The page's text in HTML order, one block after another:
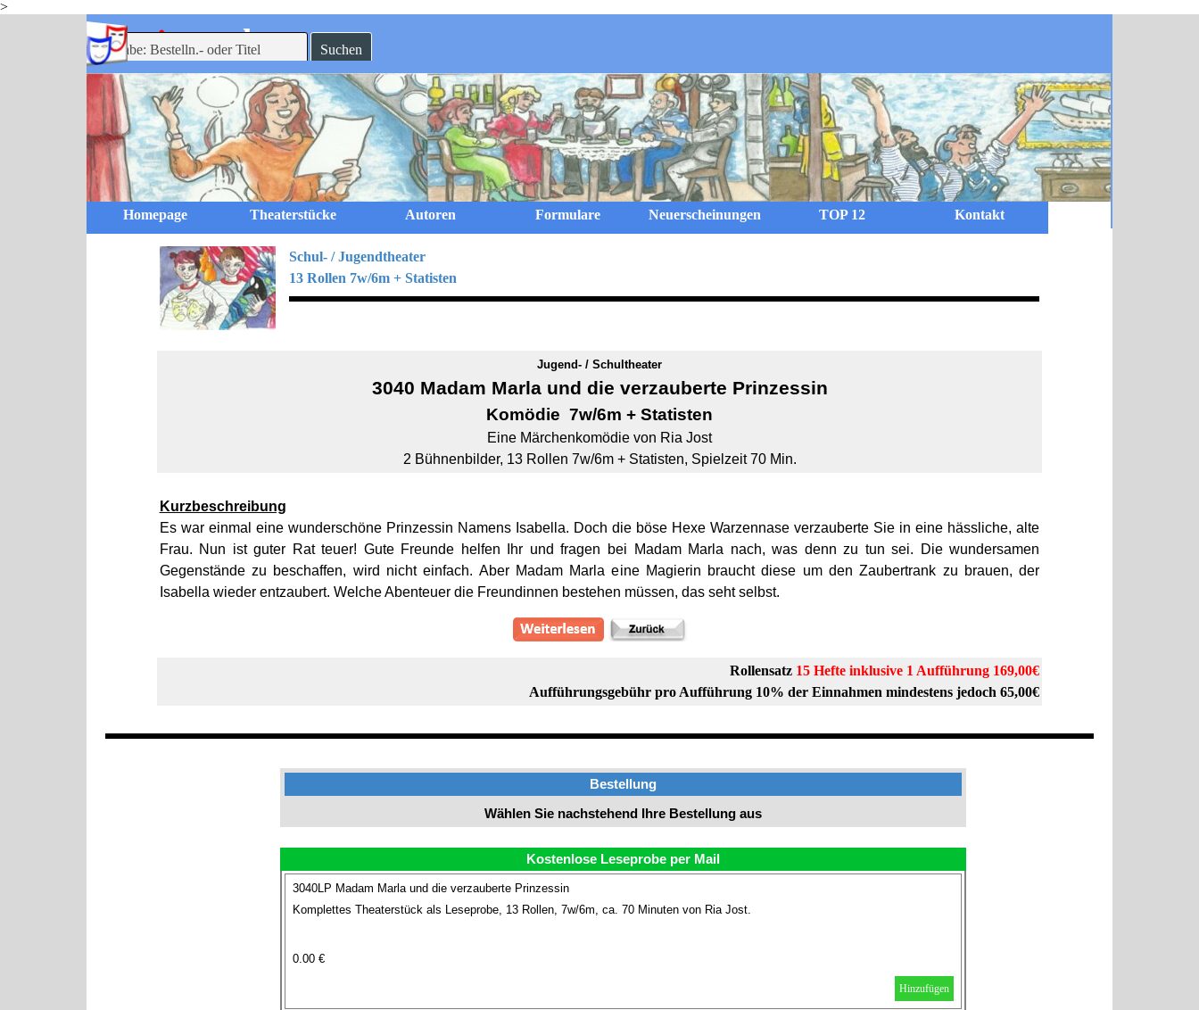
>
Direkt zum Seiteninhalt
-theaterverlag
mein Suchen
Menü überspringen
Homepage Theaterstücke Autoren Formulare Neuerscheinungen TOP 12 Kontakt
Schul- / Jugendtheater
13 Rollen 7w/6m + Statisten
Jugend- / Schultheater
3040 Madam Marla und die verzauberte Prinzessin
Komödie 7w/6m + Statisten
Eine Märchenkomödie von Ria Jost
2 Bühnenbilder, 13 Rollen 7w/6m + Statisten, Spielzeit 70 Min.
Kurzbeschreibung
Es war einmal eine wunderschöne Prinzessin Namens Isabella. Doch die böse Hexe Warzennase verzauberte Sie in eine hässliche, alte
Frau. Nun ist guter Rat teuer! Gute Freunde helfen Ihr und fragen bei Madam Marla nach, was denn zu tun sei. Die wundersamen
Gegenstände zu beschaffen, wird nicht einfach. Aber Madam Marla eine Magierin braucht diese um den Zaubertrank zu brauen, der
Isabella wieder entzaubert. Welche Abenteuer die Freundinnen bestehen müssen, das seht selbst.
Rollensatz 15 Hefte inklusive 1 Aufführung 169,00€
Aufführungsgebühr pro Aufführung 10% der Einnahmen mindestens jedoch 65,00€
Bestellung
Wählen Sie nachstehend Ihre Bestellung aus
Kostenlose Leseprobe per Mail
3040LP Madam Marla und die verzauberte Prinzessin
Komplettes Theaterstück als Leseprobe, 13 Rollen, 7w/6m, ca. 70 Minuten von Ria Jost.
0.00 €
Hinzufügen